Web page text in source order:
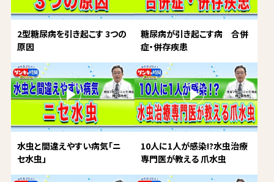
2型糖尿病を引き起こす 3つの
原因
糖尿病が引き起こす病 合併
症・併存疾患
水虫と間違えやすい病気「ニ
セ水虫」
10人に1人が感染!?水虫治療
専門医が教える 爪水虫